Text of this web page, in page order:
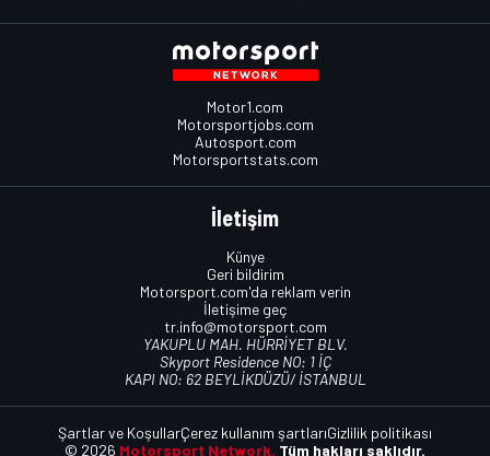
Motor1.com
Motorsportjobs.com
Autosport.com
Motorsportstats.com
İletişim
Künye
Geri bildirim
Motorsport.com'da reklam verin
İletişime geç
tr.info@motorsport.com
YAKUPLU MAH. HÜRRİYET BLV.
Skyport Residence NO: 1 İÇ
KAPI NO: 62 BEYLİKDÜZÜ/ İSTANBUL
© 2026 Motorsport Network. Tüm hakları saklıdır.
Şartlar ve KoşullarÇerez kullanım şartlarıGizlilik politikası